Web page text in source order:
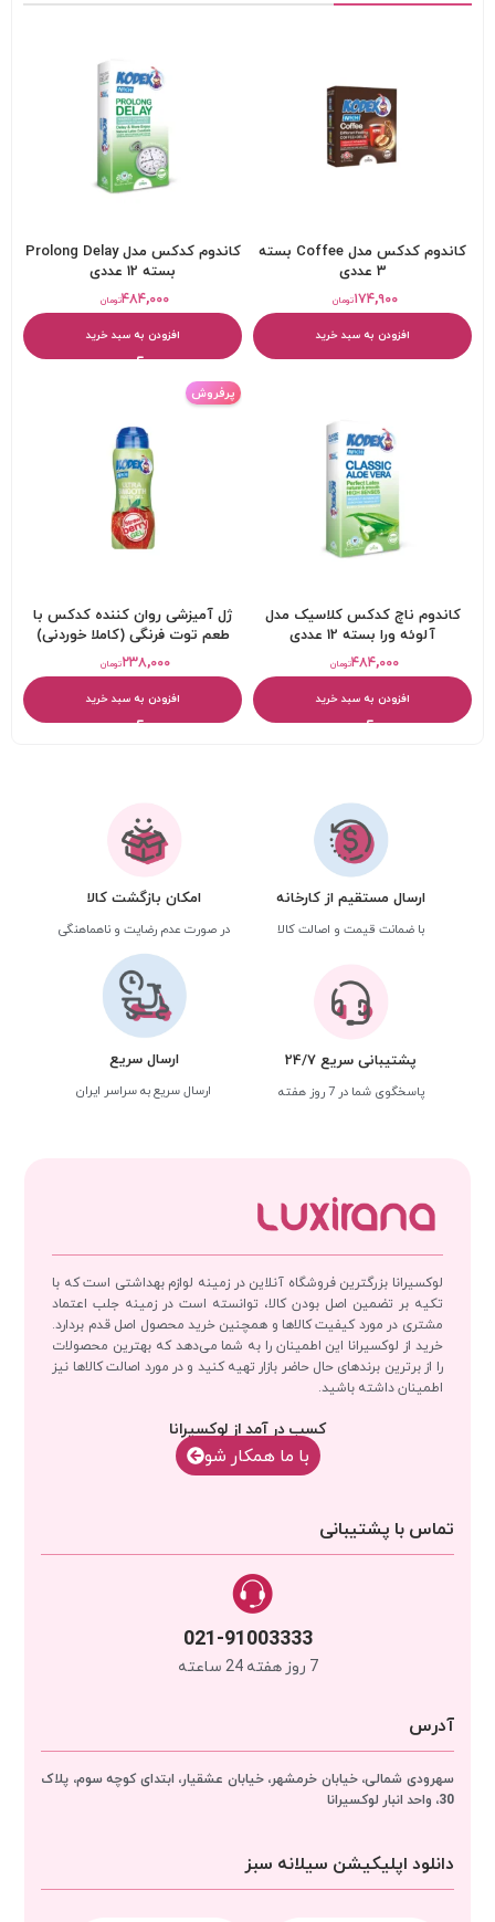
کاندوم کدکس مدل Coffee بسته
3 عددی
تومان۱۷۴,۹۰۰
افزودن به سبد خرید
کاندوم کدکس مدل Prolong Delay
بسته 12 عددی
تومان۴۸۴,۰۰۰
افزودن به سبد خرید
کاندوم ناچ کدکس کلاسیک مدل
آلوئه ورا بسته 12 عددی
تومان۴۸۴,۰۰۰
افزودن به سبد خرید
پرفروش
ژل آمیزشی روان کننده کدکس با
طعم توت فرنگی (کاملا خوردنی)
تومان۲۳۸,۰۰۰
افزودن به سبد خرید
ارسال مستقیم از کارخانه
با ضمانت قیمت و اصالت کالا
امکان بازگشت کالا
در صورت عدم رضایت و ناهماهنگی
پشتیبانی سریع 24/7
پاسخگوی شما در 7 روز هفته
ارسال سریع
ارسال سریع به سراسر ایران
لوکسیرانا بزرگترین فروشگاه آنلاین در زمینه لوازم بهداشتی است که با
تکیه بر تضمین اصل بودن کالا، توانسته است در زمینه جلب اعتماد
مشتری در مورد کیفیت کالاها و همچنین خرید محصول اصل قدم بردارد.
خرید از لوکسیرانا این اطمینان را به شما می‌دهد که بهترین محصولات
را از برترین برندهای حال حاضر بازار تهیه کنید و در مورد اصالت کالاها نیز
اطمینان داشته باشید.
کسب در آمد از لوکسیرانا
با‌‌ ما همکار شو
تماس با پشتیبانی
021-91003333
7 روز هفته 24 ساعته
آدرس
سهرودی شمالی، خیابان خرمشهر، خیابان عشقیار، ابتدای کوچه سوم، پلاک
30، واحد انبار
لوکسیرانا
دانلود اپلیکیشن سیلانه سبز